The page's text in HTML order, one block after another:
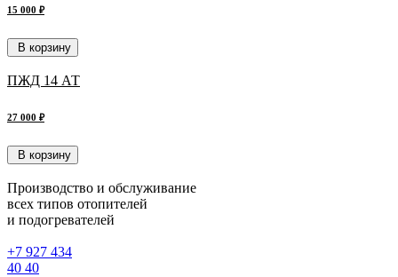
15 000 ₽
В корзину
ПЖД 14 АТ
27 000 ₽
В корзину
Производство и обслуживание
всех типов отопителей
и подогревателей
+7 927 434
40 40